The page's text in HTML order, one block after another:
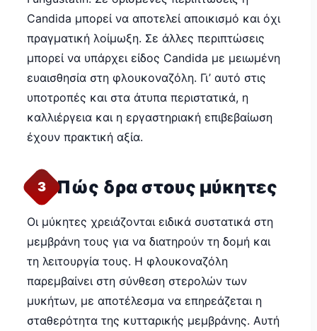
Candida μπορεί να αποτελεί αποικισμό και όχι
πραγματική λοίμωξη. Σε άλλες περιπτώσεις
μπορεί να υπάρχει είδος Candida με μειωμένη
ευαισθησία στη φλουκοναζόλη. Γι’ αυτό στις
υποτροπές και στα άτυπα περιστατικά, η
καλλιέργεια και η εργαστηριακή επιβεβαίωση
έχουν πρακτική αξία.
3 Πώς δρα στους μύκητες
Οι μύκητες χρειάζονται ειδικά συστατικά στη
μεμβράνη τους για να διατηρούν τη δομή και
τη λειτουργία τους. Η φλουκοναζόλη
παρεμβαίνει στη σύνθεση στερολών των
μυκήτων, με αποτέλεσμα να επηρεάζεται η
σταθερότητα της κυτταρικής μεμβράνης. Αυτή